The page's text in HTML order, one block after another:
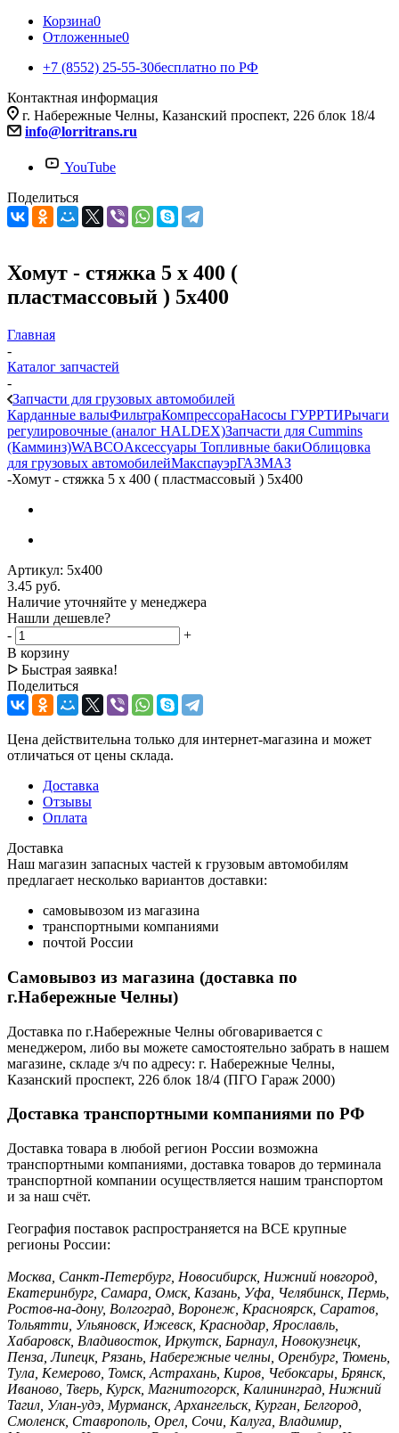
Корзина0
Отложенные0
+7 (8552) 25-55-30бесплатно по РФ
Контактная информация
г. Набережные Челны, Казанский проспект, 226 блок 18/4
info@lorritrans.ru
YouTube
Поделиться
Хомут - стяжка 5 х 400 (
пластмассовый ) 5х400
Главная
-
Каталог запчастей
-
Запчасти для грузовых автомобилей
Карданные валыФильтраКомпрессораНасосы ГУРРТИРычаги
регулировочные (аналог HALDEX)Запчасти для Cummins
(Камминз)WABCOАксессуары Топливные бакиОблицовка
для грузовых автомобилейМакспауэрГАЗМАЗ
-Хомут - стяжка 5 х 400 ( пластмассовый ) 5х400
Артикул: 5х400
3.45 руб.
Наличие уточняйте у менеджера
Нашли дешевле?
-
+
В корзину
ᐅ Быстрая заявка!
Поделиться
Цена действительна только для интернет-магазина и может
отличаться от цены склада.
Доставка
Отзывы
Оплата
Доставка
Наш магазин запасных частей к грузовым автомобилям
предлагает несколько вариантов доставки:
самовывозом из магазина
транспортными компаниями
почтой России
Самовывоз из магазина (доставка по
г.Набережные Челны)
Доставка по г.Набережные Челны обговаривается с
менеджером, либо вы можете самостоятельно забрать в нашем
магазине, складе з/ч по адресу: г. Набережные Челны,
Казанский проспект, 226 блок 18/4 (ПГО Гараж 2000)
Доставка транспортными компаниями по РФ
Доставка товара в любой регион России возможна
транспортными компаниями, доставка товаров до терминала
транспортной компании осуществляется нашим транспортом
и за наш счёт.
География поставок распространяется на ВСЕ крупные
регионы России:
Москва, Санкт-Петербург, Новосибирск, Нижний новгород,
Екатеринбург, Самара, Омск, Казань, Уфа, Челябинск, Пермь,
Ростов-на-дону, Волгоград, Воронеж, Красноярск, Саратов,
Тольятти, Ульяновск, Ижевск, Краснодар, Ярославль,
Хабаровск, Владивосток, Иркутск, Барнаул, Новокузнецк,
Пенза, Липецк, Рязань, Набережные челны, Оренбург, Тюмень,
Тула, Кемерово, Томск, Астрахань, Киров, Чебоксары, Брянск,
Иваново, Тверь, Курск, Магнитогорск, Калининград, Нижний
Тагил, Улан-удэ, Мурманск, Архангельск, Курган, Белгород,
Смоленск, Ставрополь, Орел, Сочи, Калуга, Владимир,